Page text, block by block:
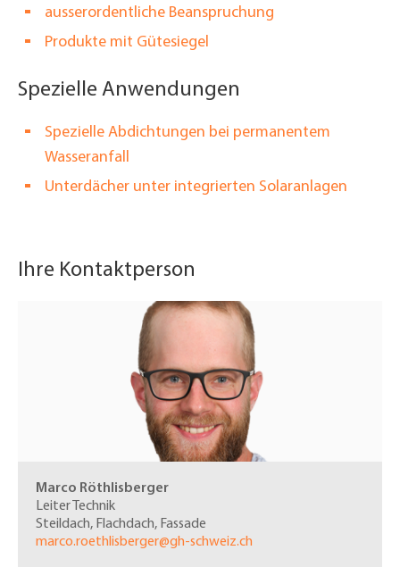
ausserordentliche Beanspruchung
Produkte mit Gütesiegel
Spezielle Anwendungen
Spezielle Abdichtungen bei permanentem
Wasseranfall
Unterdächer unter integrierten Solaranlagen
Ihre Kontaktperson
Marco Röthlisberger
Leiter Technik
Steildach, Flachdach, Fassade
marco.roethlisberger@gh-schweiz.ch